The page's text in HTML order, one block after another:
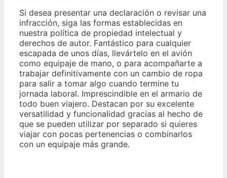
Si desea presentar una declaración o revisar una
infracción, siga las formas establecidas en
nuestra política de propiedad intelectual y
derechos de autor. Fantástico para cualquier
escapada de unos días, llevártelo en el avión
como equipaje de mano, o para acompañarte a
trabajar definitivamente con un cambio de ropa
para salir a tomar algo cuando termine tu
jornada laboral. Imprescindible en el armario de
todo buen viajero. Destacan por su excelente
versatilidad y funcionalidad gracias al hecho de
que se pueden utilizar por separado si quieres
viajar con pocas pertenencias o combinarlos
con un equipaje más grande.